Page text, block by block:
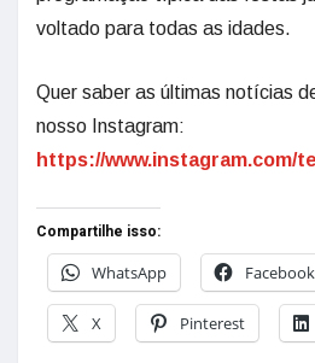
voltado para todas as idades.
Quer saber as últimas notícias
nosso Instagram:
https://www.instagram.com/
Compartilhe isso:
WhatsApp
Facebook
X Pinterest